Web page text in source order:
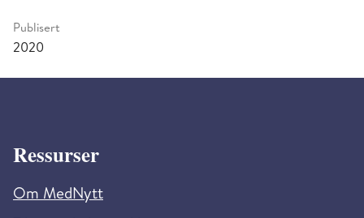
Publisert
2020
Ressurser
Om MedNytt